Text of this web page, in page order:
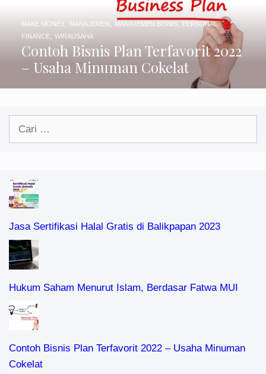
Contoh Bisnis Plan Terfavorit 2022
– Usaha Minuman Cokelat
MAKE MONEY, MANAJEMEN, MANAJEMEN BISNIS, PERSONAL
FINANCE, WIRAUSAHA
Cari
Jasa Sertifikasi Halal Gratis di Balikpapan 2023
Hukum Saham Menurut Islam, Berdasar Fatwa MUI
Contoh Bisnis Plan Terfavorit 2022 – Usaha Minuman
Cokelat